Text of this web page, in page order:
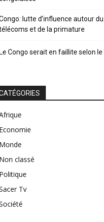
lutte d’influence autour
et de la primature
Congo serait en faillite selon le
classé
Tv